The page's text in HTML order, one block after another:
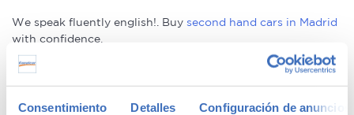
Consentimiento Detalles Configuración de anuncios
We speak fluently english!. Buy second hand cars in Madrid
with confidence.
Ofertas en coches de segunda mano